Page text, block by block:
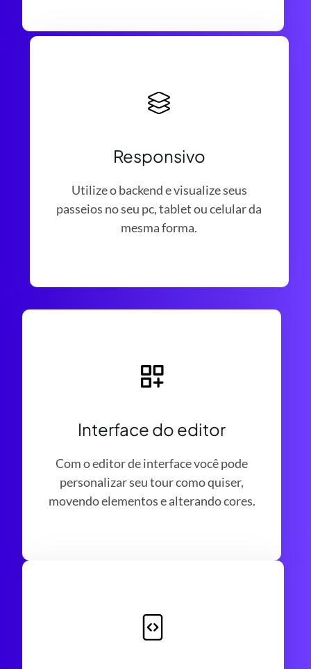
Responsivo
Utilize o backend e visualize seus
passeios no seu pc, tablet ou celular da
mesma forma.
Interface do editor
Com o editor de interface você pode
personalizar seu tour como quiser,
movendo elementos e alterando cores.